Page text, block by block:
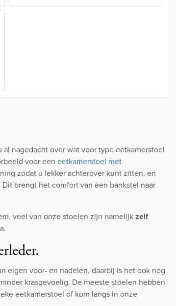
nagedacht over wat voor type eetkamerstoel
voor een eetkamerstoel met
zodat u lekker achterover kunt zitten, en
Dit brengt het comfort van een bankstel naar
veel van onze stoelen zijn namelijkzelf
eigen voor- en nadelen, daarbij is het ook nog
krasgevoelig. De meeste stoelen hebben
eetkamerstoel of kom langs in onze